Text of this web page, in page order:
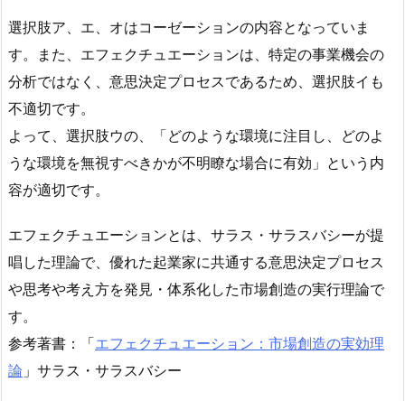
選択肢ア、エ、オはコーゼーションの内容となってい ま
す。また、エフェクチュエーションは、特定の事業機会の
分析ではなく、意思決定プロセスであるため、選択肢イも
不適切です。
よって、選択肢ウの、「どのような環境に注目し、どのよ
うな環境を無視すべきかが不明瞭な場合に有効」という内
容が適切です。
エフェクチュエーションとは、サラス・サラスバシーが提
唱した理論で、優れた起業家に共通する意思決定プロセス
や思考や考え方を発見・体系化した市場創造の実行理論で
す。
参考著書：「エフェクチュエーション：市場創造の実効理
論 」サラス・サラスバシー